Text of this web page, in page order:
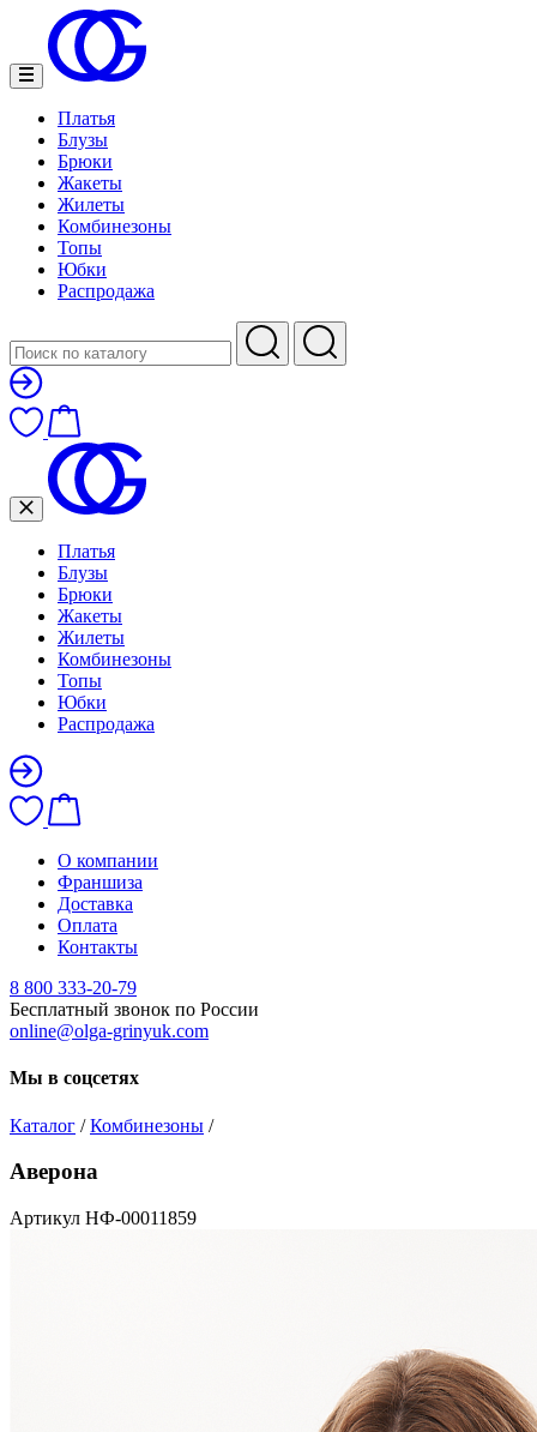
Платья
Блузы
Брюки
Жакеты
Жилеты
Комбинезоны
Топы
Юбки
Распродажа
Платья
Блузы
Брюки
Жакеты
Жилеты
Комбинезоны
Топы
Юбки
Распродажа
О компании
Франшиза
Доставка
Оплата
Контакты
8 800 333-20-79
Бесплатный звонок по России
online@olga-grinyuk.com
Мы в соцсетях
Каталог / Комбинезоны /
Аверона
Артикул НФ-00011859